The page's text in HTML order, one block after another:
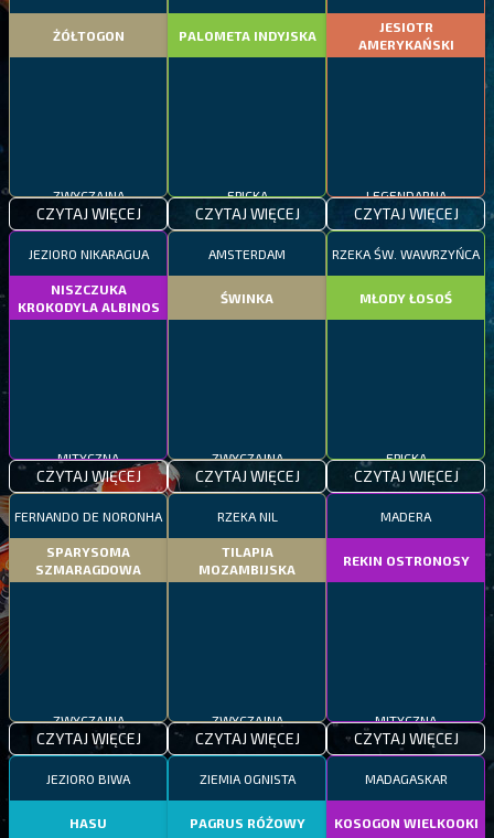
ŻÓŁTOGON
ZWYCZAJNA
CZYTAJ WIĘCEJ
PALOMETA INDYJSKA
EPICKA
CZYTAJ WIĘCEJ
JESIOTR
AMERYKAŃSKI
LEGENDARNA
CZYTAJ WIĘCEJ
JEZIORO NIKARAGUA
NISZCZUKA
KROKODYLA ALBINOS
MITYCZNA
CZYTAJ WIĘCEJ
AMSTERDAM
ŚWINKA
ZWYCZAJNA
CZYTAJ WIĘCEJ
RZEKA ŚW. WAWRZYŃCA
MŁODY ŁOSOŚ
EPICKA
CZYTAJ WIĘCEJ
FERNANDO DE NORONHA
SPARYSOMA
SZMARAGDOWA
ZWYCZAJNA
CZYTAJ WIĘCEJ
RZEKA NIL
TILAPIA
MOZAMBIJSKA
ZWYCZAJNA
CZYTAJ WIĘCEJ
MADERA
REKIN OSTRONOSY
MITYCZNA
CZYTAJ WIĘCEJ
JEZIORO BIWA
HASU
ZIEMIA OGNISTA
PAGRUS RÓŻOWY
MADAGASKAR
KOSOGON WIELKOOKI